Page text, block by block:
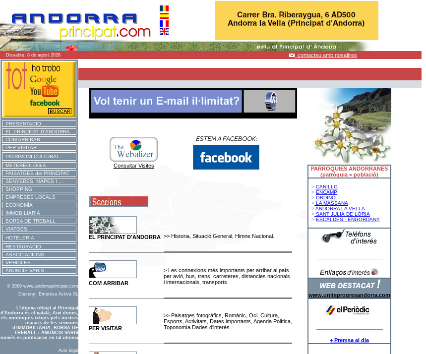
Dissabte, 8 de agost 2026 contacteu amb nosaltres
PRESENTACIÓ
EL PRINCIPAT D'ANDORRA
COM ARRIBAR
PER VISITAR
PATRIMONI CULTURAL
METEREOLOGIA
PAISATGES del PRINCIPAT
SENYERES, MAPES I ...
SHOPPING
EMPRESES LOCALS
ECONOMÍA
IMMOBILIÀRIA
BORSA DE TREBALL
VIATGES
HOTELERIA
RESTAURACIÓ
ASSOCIACIONS
VEHICLES
ANUNCIS VARIS
© 2009 www.andorraprincipat.com
Disseny: Empresa Activa SL
L'idioma oficial al Principat
d'Andorra és el català; Així doncs,
els continguts rebuts pels nostres
usuaris de les seccions
d'IMMOBILIÀRIA, BORSA DE
TREBALL i ANUNCIS VARIS
només es publicaran en tal idioma
Avis legal
Consultar Visites
EL PRINCIPAT D'ANDORRA >> Historia, Situació General, Himne Nacional
COM ARRIBAR
> Les connexions més importants per arribar al país
per avió, bus, trens, carreteres, distancies nacionals
i internacionals, transports.
PER VISITAR
>> Paisatges fotogràfics, Romànic, Oci, Cultura,
Esports, Activitats, Dates importants, Agenda Política,
Toponomía Dades d'interés...
PARRÒQUIES ANDORRANES
(parròquia = població)
> CANILLO
> ENCAMP
> ORDINO
> LA MASSANA
>ANDORRA LA VELLA
> SANT JULIÀ DE LÒRIA
> ESCALDES - ENGORDANY
www.unitsprogresandorra.com
+ Premsa al dia